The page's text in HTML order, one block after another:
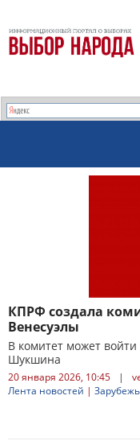
КПРФ создала
Венесуэлы
В комитет может
Шукшина
20 января 2026, 10:45 |
Лента новостей |